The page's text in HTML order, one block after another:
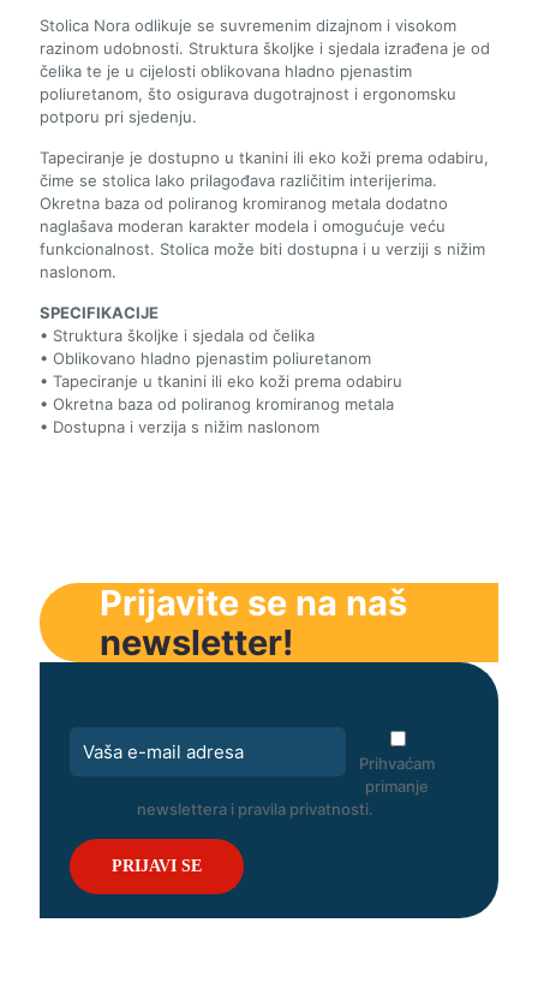
Stolica Nora odlikuje se suvremenim dizajnom i visokom
razinom udobnosti. Struktura školjke i sjedala izrađena je od
čelika te je u cijelosti oblikovana hladno pjenastim
poliuretanom, što osigurava dugotrajnost i ergonomsku
potporu pri sjedenju.
Tapeciranje je dostupno u tkanini ili eko koži prema odabiru,
čime se stolica lako prilagođava različitim interijerima.
Okretna baza od poliranog kromiranog metala dodatno
naglašava moderan karakter modela i omogućuje veću
funkcionalnost. Stolica može biti dostupna i u verziji s nižim
naslonom.
SPECIFIKACIJE
• Struktura školjke i sjedala od čelika
• Oblikovano hladno pjenastim poliuretanom
• Tapeciranje u tkanini ili eko koži prema odabiru
• Okretna baza od poliranog kromiranog metala
• Dostupna i verzija s nižim naslonom
Prijavite se na naš
newsletter!
Prihvaćam
primanje
newslettera i pravila privatnosti.